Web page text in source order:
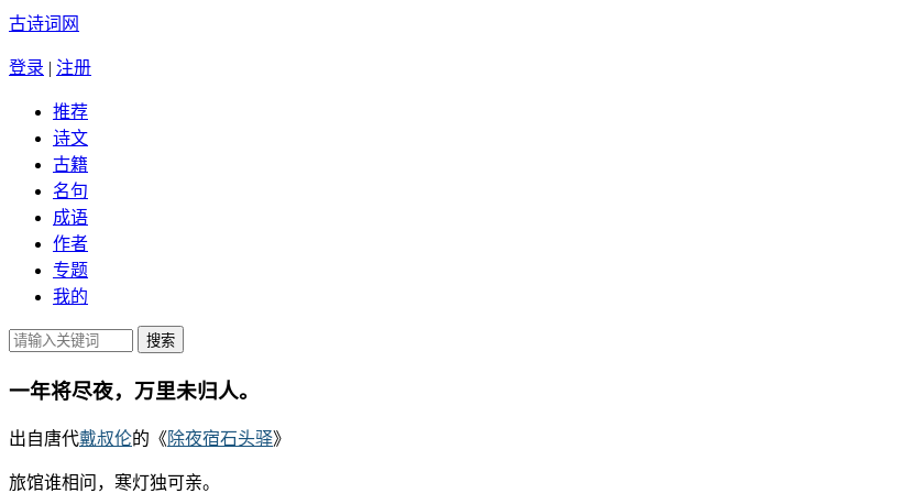
古诗词网
登录 | 注册
推荐
诗文
古籍
名句
成语
作者
专题
我的
一年将尽夜，万里未归人。
出自唐代戴叔伦的《除夜宿石头驿》
旅馆谁相问，寒灯独可亲。